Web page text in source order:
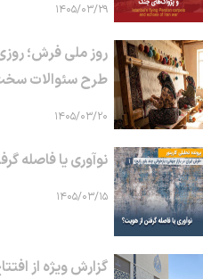
۱۴۰۵/۰۳/۲۹
روز ملی فرش؛
طرح سئوالات
۱۴۰۵/۰۳/۲۰
نوآوری یا فاصله
۱۴۰۵/۰۳/۱۵
گزارش ویژه از